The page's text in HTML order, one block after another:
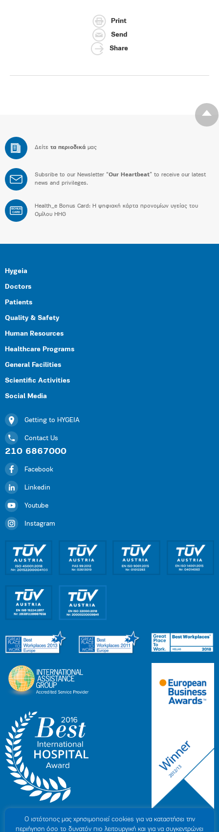
Print
Send
Share
Δείτε τα περιοδικά μας
Subsribe to our Newsletter “Our Heartbeat” to receive our latest
news and privileges.
BONUS
CARD
Health_e Bonus Card: H ψηφιακή κάρτα προνομίων υγείας του
Ομίλου HHG
Hygeia
Doctors
Patients
Quality & Safety
Human Resources
Healthcare Programs
General Facilities
Scientific Activities
Social Media
Getting to HYGEIA
Contact Us
210 6867000
Facebook
Linkedin
Youtube
Instagram
Ο ιστότοπoς μας χρησιμοποιεί cookies για να καταστήσει την
περιήγηση όσο το δυνατόν πιο λειτουργική και για να συγκεντρώνει